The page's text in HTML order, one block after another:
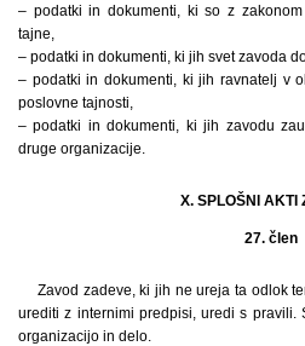
– podatki in dokumenti, ki so z
tajne,
– podatki in dokumenti, ki jih svet zavoda
– podatki in dokumenti, ki jih ravnatelj v
poslovne tajnosti,
– podatki in dokumenti, ki jih zavodu
druge organizacije.
X. SPLOŠNI AKTI
27. člen
Zavod zadeve, ki jih ne ureja ta odlok
urediti z internimi predpisi, uredi s pravili.
organizacijo in delo.